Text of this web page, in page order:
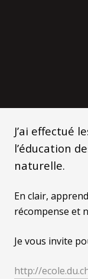
J’ai effectué
l’éducation
naturelle.
En clair,
récompense et
Je vous invite
http://